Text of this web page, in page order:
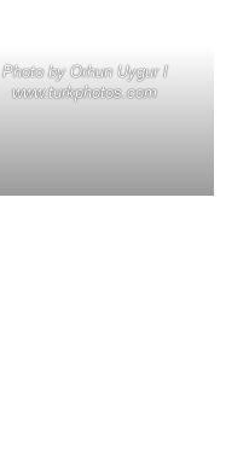
Photo by Orhun Uygur I
www.turkphotos.com